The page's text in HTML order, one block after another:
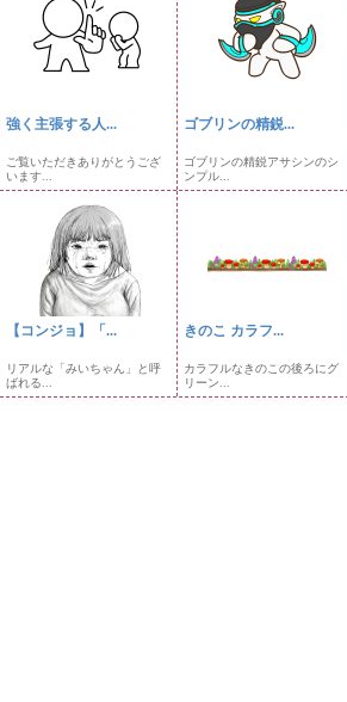
強く主張する人...
ご覧いただきありがとうござ
います...
ゴブリンの精鋭...
ゴブリンの精鋭アサシンのシ
ンプル...
【コンジョ】「...
リアルな「みいちゃん」と呼
ばれる...
きのこ カラフ...
カラフルなきのこの後ろにグ
リーン...